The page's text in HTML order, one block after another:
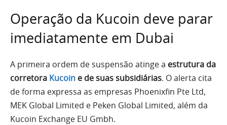
Operação da Kucoin deve parar
imediatamente em Dubai
A primeira ordem de suspensão atinge a estrutura da
corretora Kucoin e de suas subsidiárias. O alerta cita
de forma expressa as empresas Phoenixfin Pte Ltd,
MEK Global Limited e Peken Global Limited, além da
Kucoin Exchange EU Gmbh.